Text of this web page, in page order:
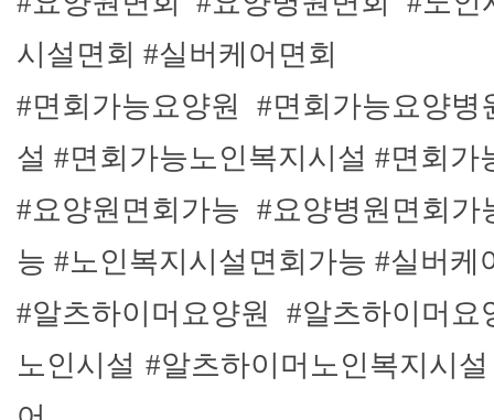
시설면회 #실버케어면회
#면회가능요양원 #면회가능요양
설 #면회가능노인복지시설 #면회가
#요양원면회가능 #요양병원면회
능 #노인복지시설면회가능 #실버케
#알츠하이머요양원 #알츠하이머
노인시설 #알츠하이머노인복지시